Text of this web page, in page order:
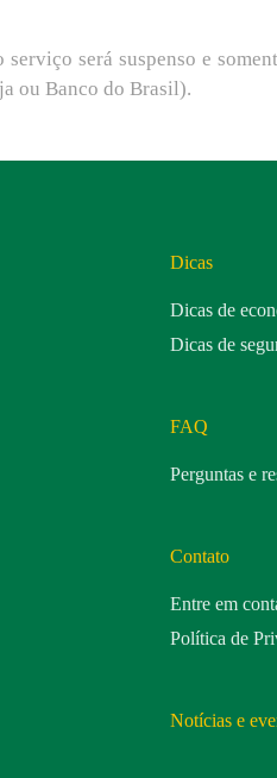
será suspenso e
ou Banco do Brasil).
Dicas
Dicas de
Dicas de
FAQ
Perguntas e
Contato
Entre em
Política de
Notícias e